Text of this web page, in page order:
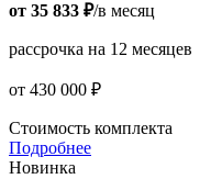
от 35 833 ₽/в месяц
рассрочка на 12 месяцев
от 430 000 ₽
Стоимость комплекта
Подробнее
Новинка